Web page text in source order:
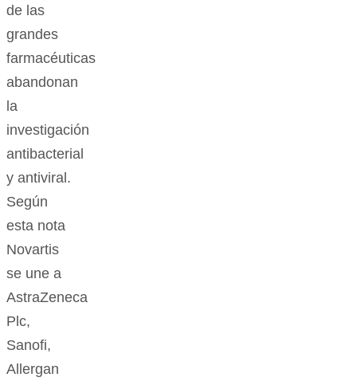
de las
grandes
farmacéuticas
abandonan
la
investigación
antibacterial
y antiviral.
Según
esta nota
Novartis
se une a
AstraZeneca
Plc,
Sanofi,
Allergan